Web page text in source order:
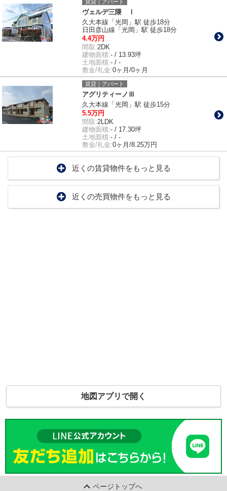
賃貸｜アパート
ヴェルデ三隈 Ⅰ
久大本線「光岡」駅 徒歩18分
日田彦山線「光岡」駅 徒歩18分
4.4万円
間取:2DK
建物面積:- / 13.93坪
土地面積:- / -
敷金/礼金:0ヶ月/0ヶ月
賃貸｜アパート
アグリティーノⅢ
久大本線「光岡」駅 徒歩15分
5.5万円
間取:2LDK
建物面積:- / 17.30坪
土地面積:- / -
敷金/礼金:0ヶ月/8.25万円
近くの賃貸物件をもっと見る
近くの売買物件をもっと見る
地図アプリで開く
ページトップへ